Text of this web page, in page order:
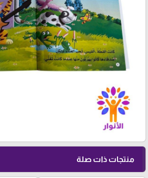
منتجات ذات صلة